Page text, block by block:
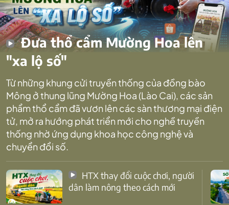
Đưa thổ cẩm Mường Hoa lên
"xa lộ số"
Từ những khung cửi truyền thống của đồng bào
Mông ở thung lũng Mường Hoa (Lào Cai), các sản
phẩm thổ cẩm đã vươn lên các sàn thương mại điện
tử, mở ra hướng phát triển mới cho nghề truyền
thống nhờ ứng dụng khoa học công nghệ và
chuyển đổi số.
dân làm nông theo cách mới